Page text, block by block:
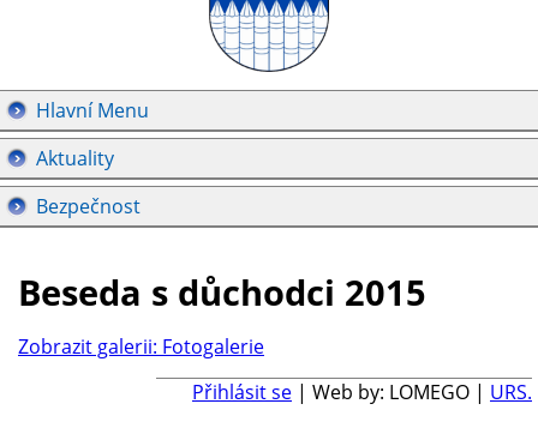
Hlavní Menu
Aktuality
Bezpečnost
Beseda s důchodci 2015
Zobrazit galerii: Fotogalerie
Přihlásit se | Web by: LOMEGO | URS.